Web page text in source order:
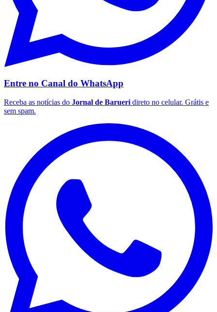
Botafogo
Entre no Canal do WhatsApp
Receba as notícias do Jornal de Barueri direto no celular. Grátis e
sem spam.